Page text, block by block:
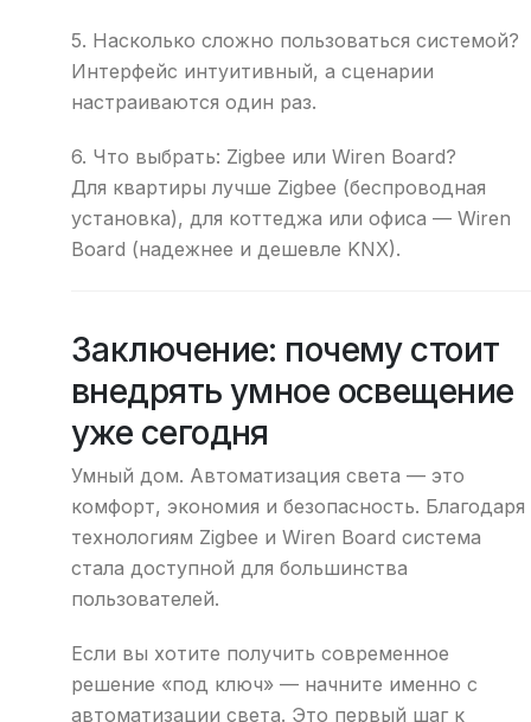
5. Насколько сложно пользоваться системой?
Интерфейс интуитивный, а сценарии
настраиваются один раз.
6. Что выбрать: Zigbee или Wiren Board?
Для квартиры лучше Zigbee (беспроводная
установка), для коттеджа или офиса — Wiren
Board (надежнее и дешевле KNX).
Заключение: почему стоит
внедрять умное освещение
уже сегодня
Умный дом. Автоматизация света — это
комфорт, экономия и безопасность. Благодаря
технологиям Zigbee и Wiren Board система
стала доступной для большинства
пользователей.
Если вы хотите получить современное
решение «под ключ» — начните именно с
автоматизации света. Это первый шаг к